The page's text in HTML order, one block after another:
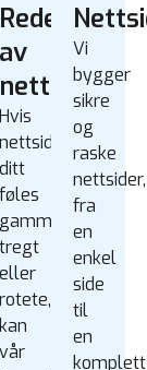
Redesign
av
nettside
Hvis
nettside
ditt
føles
gammelt,
tregt
eller
rotete,
kan
vår
Vi
bygger
sikre
og
raske
nettsider,
fra
en
enkel
side
til
en
komplett